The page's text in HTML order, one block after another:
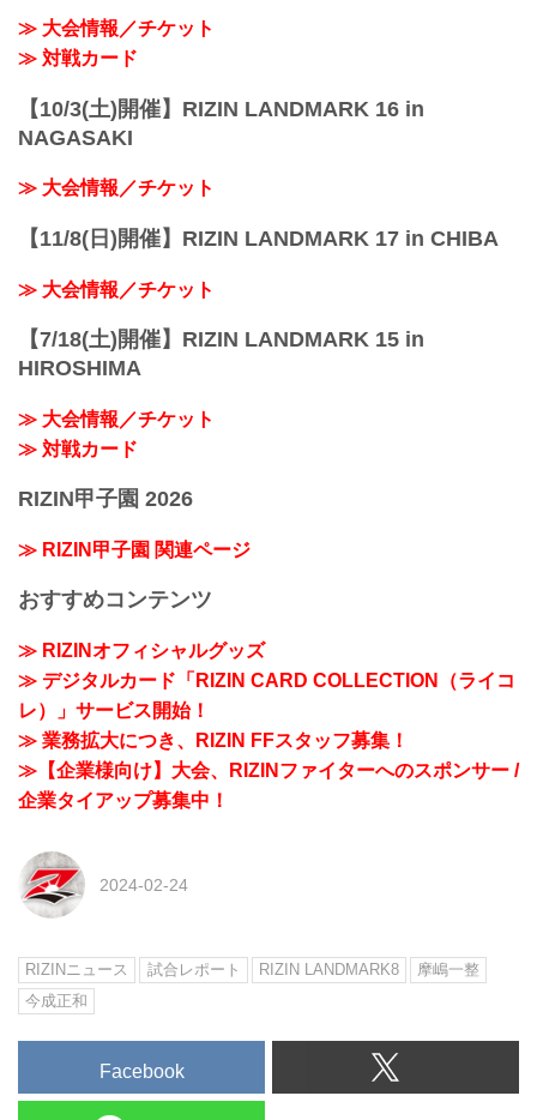
≫ 大会情報／チケット
≫ 対戦カード
【10/3(土)開催】RIZIN LANDMARK 16 in
NAGASAKI
≫ 大会情報／チケット
【11/8(日)開催】RIZIN LANDMARK 17 in CHIBA
≫ 大会情報／チケット
【7/18(土)開催】RIZIN LANDMARK 15 in
HIROSHIMA
≫ 大会情報／チケット
≫ 対戦カード
RIZIN甲子園 2026
≫ RIZIN甲子園 関連ページ
おすすめコンテンツ
≫ RIZINオフィシャルグッズ
≫ デジタルカード「RIZIN CARD COLLECTION（ライコ
レ）」サービス開始！
≫ 業務拡大につき、RIZIN FFスタッフ募集！
≫【企業様向け】大会、RIZINファイターへのスポンサー /
企業タイアップ募集中！
2024-02-24
RIZINニュース 試合レポート RIZIN LANDMARK8
摩嶋一整
今成正和
Facebook